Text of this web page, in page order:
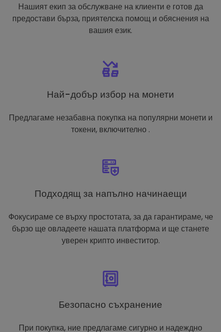
Нашият екип за обслужване на клиенти е готов да
предостави бърза, приятелска помощ и обяснения на
вашия език.
Най-добър избор на монети
Предлагаме незабавна покупка на популярни монети и
токени, включително .
Подходящ за напълно начинаещи
Фокусираме се върху простотата, за да гарантираме, че
бързо ще овладеете нашата платформа и ще станете
уверен крипто инвеститор.
Безопасно съхранение
При покупка, ние предлагаме сигурно и надеждно